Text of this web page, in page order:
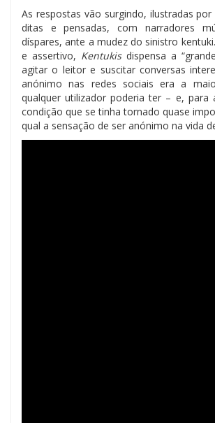
As respostas vão surgindo, ilustradas
ditas e pensadas, com narradores
díspares, ante a mudez do sinistro
e assertivo, Kentukisdispensa a
agitar o leitor e suscitar conversas
anónimo nas redes sociais era a
qualquer utilizador poderia ter – e, para
condição que se tinha tornado quase
qual a sensação de ser anónimo na vida